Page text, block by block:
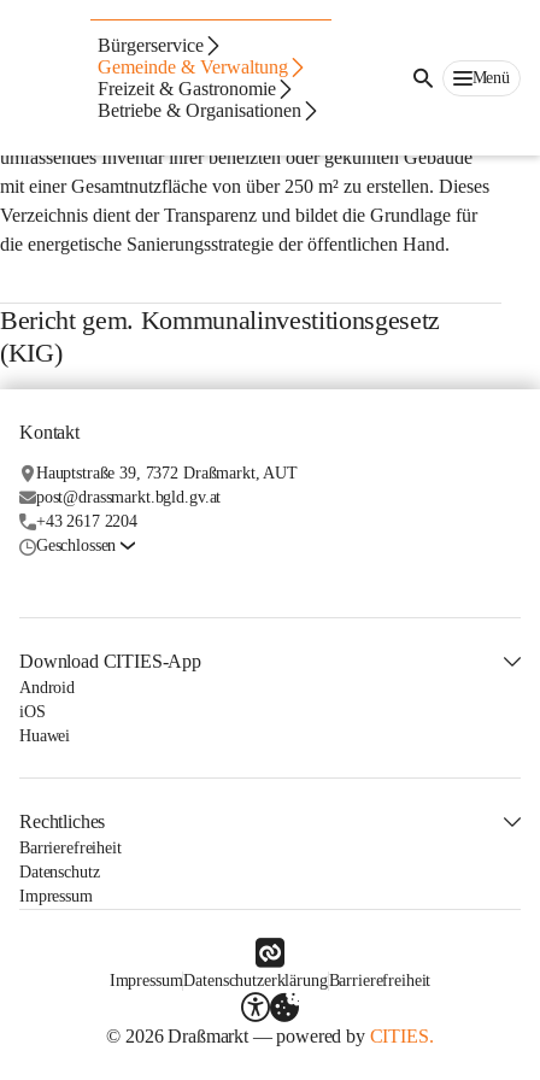
Bürgerservice
Gemeinde & Verwaltung
Freizeit & Gastronomie
Betriebe & Organisationen
Menü
Wissenswertes
Gebäudeinventar gemäß EED III Richtlinie
Gemäß der (EED III Richtlinie der Europäischen Union
umfassendes Inventar ihrer beheizten oder gekühlten Gebäude
mit einer Gesamtnutzfläche von über 250 m² zu erstellen. Dieses
Verzeichnis dient der Transparenz und bildet die Grundlage für
die energetische Sanierungsstrategie der öffentlichen Hand.
Bericht gem. Kommunalinvestitionsgesetz
(KIG)
Kontakt
Hauptstraße 39, 7372 Draßmarkt, AUT
post@drassmarkt.bgld.gv.at
+43 2617 2204
Geschlossen
Download CITIES-App
Android
iOS
Huawei
Rechtliches
Barrierefreiheit
Datenschutz
Impressum
ImpressumDatenschutzerklärungBarrierefreiheit
© 2026 Draßmarkt — powered by CITIES.